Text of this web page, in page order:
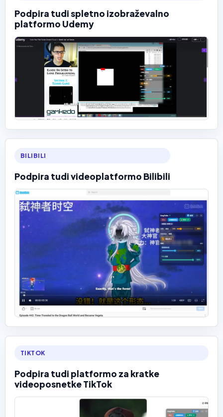
Podpira tudi spletno izobraževalno
platformo Udemy
BILIBILI
Podpira tudi videoplatformo Bilibili
TIKTOK
Podpira tudi platformo za kratke
videoposnetke TikTok